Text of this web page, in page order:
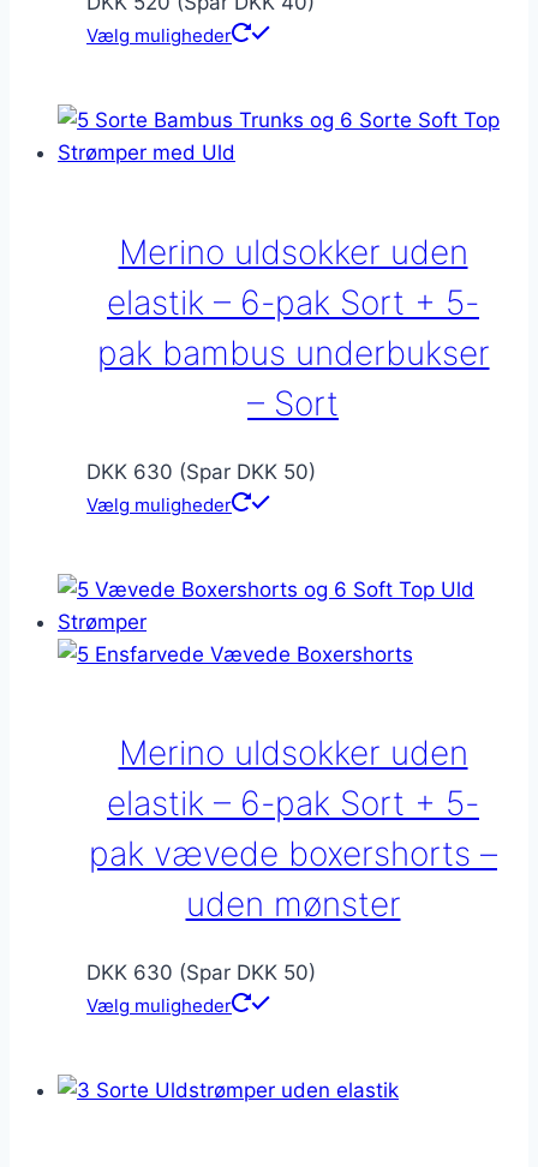
Vælg muligheder
Merino uldsokker uden
elastik – 6-pak Sort + 5-
pak bambus underbukser
– Sort
DKK 630 (Spar DKK 50)
Vælg muligheder
Merino uldsokker uden
elastik – 6-pak Sort + 5-
pak vævede boxershorts –
uden mønster
DKK 630 (Spar DKK 50)
Vælg muligheder